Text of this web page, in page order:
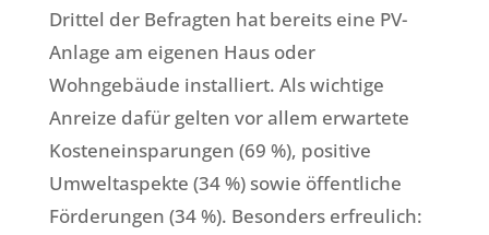
Drittel der Befragten hat bereits eine PV-
Anlage am eigenen Haus oder
Wohngebäude installiert. Als wichtige
Anreize dafür gelten vor allem erwartete
Kosteneinsparungen (69 %), positive
Umweltaspekte (34 %) sowie öffentliche
Förderungen (34 %). Besonders erfreulich: